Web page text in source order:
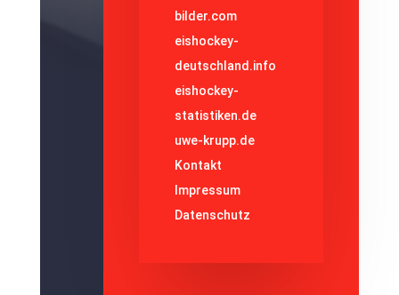
bilder.com
eishockey-
deutschland.info
eishockey-
statistiken.de
uwe-krupp.de
Kontakt
Impressum
Datenschutz